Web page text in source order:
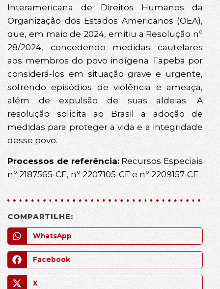
Interamericana de Direitos Humanos da
Organização dos Estados Americanos (OEA),
que, em maio de 2024, emitiu a Resolução nº
28/2024, concedendo medidas cautelares
aos membros do povo indígena Tapeba por
considerá-los em situação grave e urgente,
sofrendo episódios de violência e ameaça,
além de expulsão de suas aldeias. A
resolução solicita ao Brasil a adoção de
medidas para proteger a vida e a integridade
desse povo.
Processos de referência:Recursos Especiais
nº 2187565-CE, nº 2207105-CE e nº 2209157-CE
COMPARTILHE:
WhatsApp
Facebook
X